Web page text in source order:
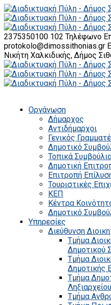
2375350100 102 Τηλέφωνο
protokolo@dimossithonias.gr
Νικήτη Χαλκιδικής, Δήμος
Οργάνωση
Δήμαρχος
Αντιδήμαρχοι
Γενικός
Δημοτικό
Τοπικά
Δημοτική
Επιτροπή
Τουριστικές
ΚΕΠ
Κέντρα
Δημοτικό
Υπηρεσίες
Διεύθυνση
Τμήμα
Δημοτικού
Τμήμα
Δημοτικής
Τμήμα
Ληξιαρχείου
Τμήμα